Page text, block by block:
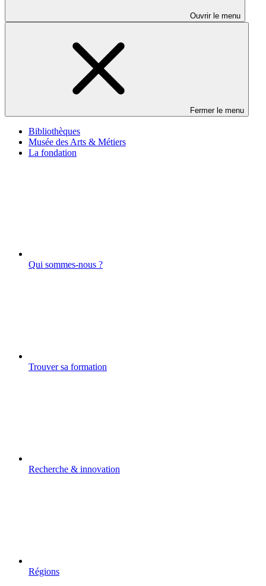
Ouvrir le menu
Fermer le menu
Bibliothèques
Musée des Arts & Métiers
La fondation
Qui sommes-nous ?
Trouver sa formation
Recherche & innovation
Régions